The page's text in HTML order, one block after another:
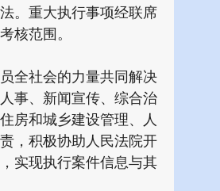
。重大执行事项经联席
核范围。
全社会的力量共同解决
事、新闻宣传、综合治
房和城乡建设管理、人
，积极协助人民法院开
实现执行案件信息与其